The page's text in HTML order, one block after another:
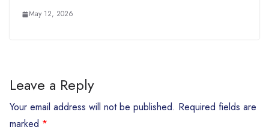
May 12, 2026
Leave a Reply
Your email address will not be published. Required fields are
marked *